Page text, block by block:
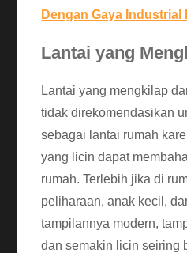
Dengan Gaya Industrial
Lantai yang
Lantai yang mengkilap
tidak direkomendasikan
sebagai lantai rumah
yang licin dapat
rumah. Terlebih jika di
peliharaan, anak kecil,
tampilannya modern,
dan semakin licin seiring